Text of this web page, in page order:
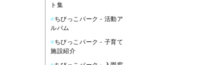
ト集
■ちびっこパーク - 活動ア
ルバム
■ちびっこパーク - 子育て
施設紹介